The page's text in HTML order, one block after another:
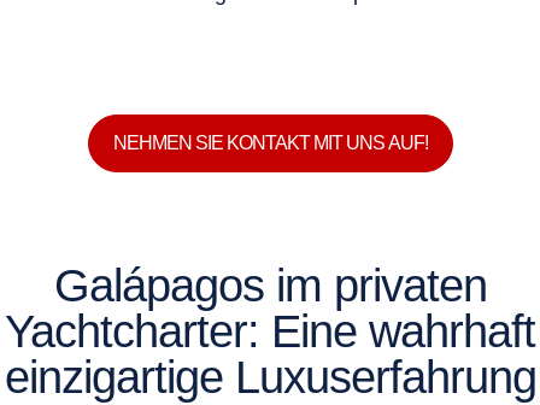
NEHMEN SIE KONTAKT MIT UNS AUF!
Galápagos im privaten
Yachtcharter: Eine wahrhaft
einzigartige Luxuserfahrung